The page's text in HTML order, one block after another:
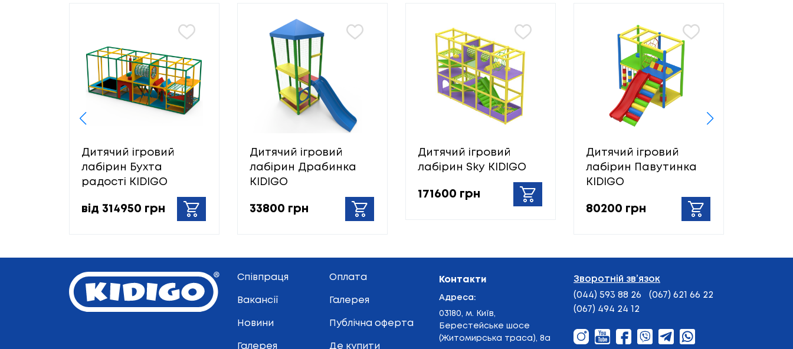
Дитячий ігровий
лабірин Бухта
радості KIDIGO
від 314950 грн
Дитячий ігровий
лабірин Драбинка
KIDIGO
33800 грн
Дитячий ігровий
лабірин Sky KIDIGO
171600 грн
Дитячий ігровий
лабірин Павутинка
KIDIGO
80200 грн
Співпраця Оплата
Вакансії Галерея
Новини Публічна оферта
Галерея Де купити
Контакти
Адреса:
03180, м. Київ,
Берестейське шосе
(Житомирська траса), 8а
Зворотній зв’язок
(044) 593 88 26
(067) 621 66 22
(067) 494 24 12